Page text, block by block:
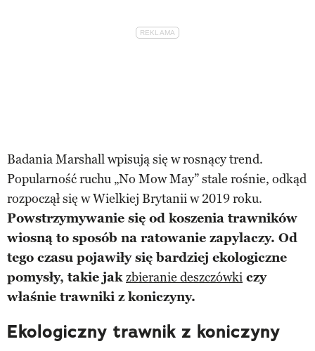
Badania Marshall wpisują się w rosnący trend.
Popularność ruchu „No Mow May” stale rośnie, odkąd
rozpoczął się w Wielkiej Brytanii w 2019 roku.
Powstrzymywanie się od koszenia trawników
wiosną to sposób na ratowanie zapylaczy. Od
tego czasu pojawiły się bardziej ekologiczne
pomysły, takie jakzbieranie deszczówki czy
właśnie trawniki z koniczyny.
Ekologiczny trawnik z koniczyny